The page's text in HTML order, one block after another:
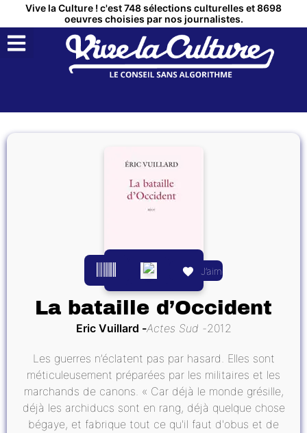
Vive la Culture ! c'est 748 sélections culturelles et 8698
oeuvres choisies par nos journalistes.
J’aime
La bataille d’Occident
Eric Vuillard Actes Sud 2012
Les guerres n’éclatent pas par hasard. Elles sont
méticuleusement préparées par les militaires et les
marchands de canons. « Car déjà le monde grésille,
déjà les archiducs sont en rang, déjà quelque chose
bégaye, et fabrique tout ce qu'il faut d'obus et de